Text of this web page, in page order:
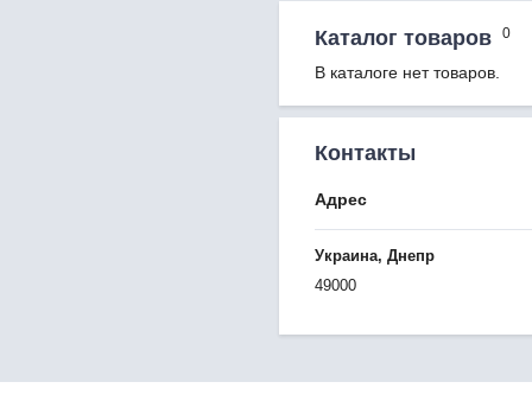
Каталог товаров 0
В каталоге нет товаров.
Контакты
Адрес
Украина, Днепр
49000